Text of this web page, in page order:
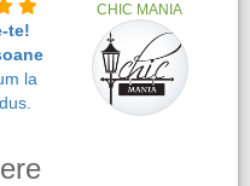
te!
la
CHIC MANIA